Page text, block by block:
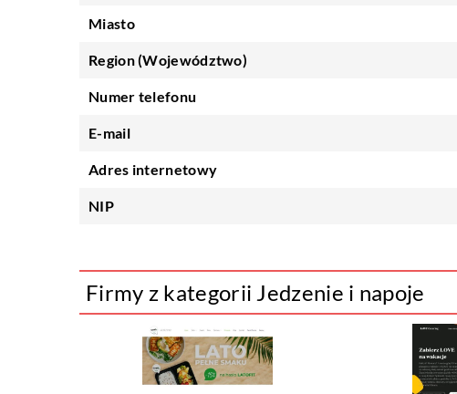
Miasto
Region (Województwo)
Numer telefonu
E-mail
Adres internetowy
NIP
Firmy z kategorii Jedzenie i napoje